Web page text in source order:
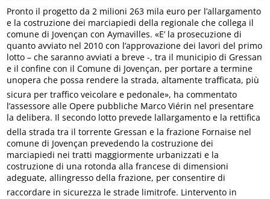
Pronto il progetto da 2 milioni 263 mila euro per l’allargamento
e la costruzione dei marciapiedi della regionale che collega il
comune di Jovençan con Aymavilles. «E’ la prosecuzione di
quanto avviato nel 2010 con l’approvazione dei lavori del primo
lotto – che saranno avviati a breve -, tra il municipio di Gressan
e il confine con il Comune di Jovençan, per portare a termine
unopera che possa rendere la strada, altamente trafficata, più
sicura per traffico veicolare e pedonale», ha commentato
l’assessore alle Opere pubbliche Marco Viérin nel presentare
la delibera. Il secondo lotto prevede lallargamento e la rettifica
della strada tra il torrente Gressan e la frazione Fornaise nel
comune di Jovençan prevedendo la costruzione dei
marciapiedi nei tratti maggiormente urbanizzati e la
costruzione di una rotonda alla francese di dimensioni
adeguate, allingresso della frazione, per consentire di
raccordare in sicurezza le strade limitrofe. Lintervento in